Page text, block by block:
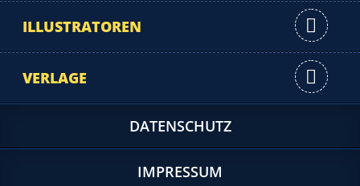
ILLUSTRATOREN
VERLAGE
DATENSCHUTZ
IMPRESSUM